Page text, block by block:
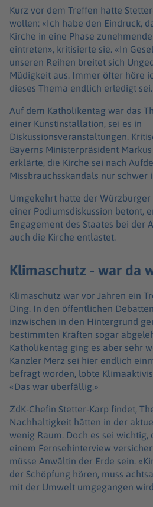
Kurz vor dem Treffen hatte
wollen: «Ich habe den Eindruck,
Kirche in eine Phase
eintreten», kritisierte sie. «In
unseren Reihen breitet sich
Müdigkeit aus. Immer öfter höre
dieses Thema endlich erledigt
Auf dem Katholikentag war das
einer Kunstinstallation, sei es in
Diskussionsveranstaltungen.
Bayerns Ministerpräsident Markus
erklärte, die Kirche sei nach
Missbrauchsskandals nur schwer
Umgekehrt hatte der Würzburger
einer Podiumsdiskussion betont,
Engagement des Staates bei der
auch die Kirche entlastet.
Klimaschutz - war da
Klimaschutz war vor Jahren ein
Ding. In den öffentlichen
inzwischen in den Hintergrund
bestimmten Kräften sogar
Katholikentag ging es aber sehr
Kanzler Merz sei hier endlich
befragt worden, lobte
«Das war überfällig.»
ZdK-Chefin Stetter-Karp findet,
Nachhaltigkeit hätten in der
wenig Raum. Doch es sei wichtig,
einem Fernsehinterview
müsse Anwältin der Erde sein.
der Schöpfung hören, muss
mit der Umwelt umgegangen